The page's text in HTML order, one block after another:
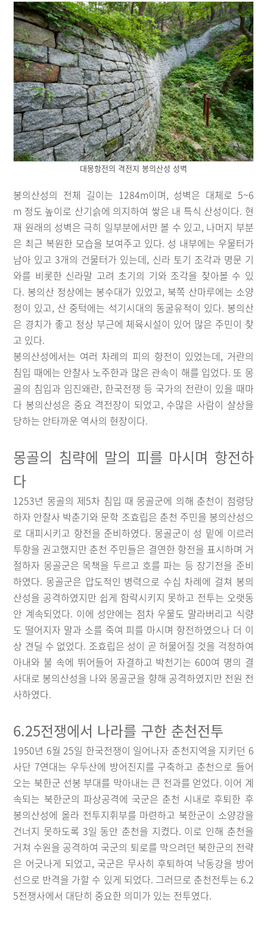
대몽항전의 격전지 봉의산성 성벽
봉의산성의 전체 길이는 1284m이며, 성벽은 대체로 5~6
m 정도 높이로 산기슭에 의지하여 쌓은 내 특식 산성이다. 현
재 원래의 성벽은 극히 일부분에서만 볼 수 있고, 나머지 부분
은 최근 복원한 모습을 보여주고 있다. 성 내부에는 우물터가
남아 있고 3개의 건물터가 있는데, 신라 토기 조각과 명문 기
와를 비롯한 신라말 고려 초기의 기와 조각을 찾아볼 수 있
다. 봉의산 정상에는 봉수대가 있었고, 북쪽 산마루에는 소양
정이 있고, 산 중턱에는 석기시대의 동굴유적이 있다. 봉의산
은 경치가 좋고 정상 부근에 체육시설이 있어 많은 주민이 찾
고 있다.
봉의산성에서는 여러 차례의 피의 항전이 있었는데, 거란의
침입 때에는 안찰사 노주한과 많은 관속이 해를 입었다. 또 몽
골의 침입과 임진왜란, 한국전쟁 등 국가의 전란이 있을 때마
다 봉의산성은 중요 격전장이 되었고, 수많은 사람이 살상을
당하는 안타까운 역사의 현장이다.
몽골의 침략에 말의 피를 마시며 항전하
다
1253년 몽골의 제5차 침입 때 몽골군에 의해 춘천이 점령당
하자 안찰사 박춘기와 문학 조효립은 춘천 주민을 봉의산성으
로 대피시키고 항전을 준비하였다. 몽골군이 성 밑에 이르러
투항을 권고했지만 춘천 주민들은 결연한 항전을 표시하며 거
절하자 몽골군은 목책을 두르고 호를 파는 등 장기전을 준비
하였다. 몽골군은 압도적인 병력으로 수십 차례에 걸쳐 봉의
산성을 공격하였지만 쉽게 함락시키지 못하고 전투는 오랫동
안 계속되었다. 이에 성안에는 점차 우물도 말라버리고 식량
도 떨어지자 말과 소를 죽여 피를 마시며 항전하였으나 더 이
상 견딜 수 없었다. 조효립은 성이 곧 허물어질 것을 걱정하여
아내와 불 속에 뛰어들어 자결하고 박천기는 600여 명의 결
사대로 봉의산성을 나와 몽골군을 향해 공격하였지만 전원 전
사하였다.
6.25전쟁에서 나라를 구한 춘천전투
1950년 6월 25일 한국전쟁이 일어나자 춘천지역을 지키던 6
사단 7연대는 우두산에 방어진지를 구축하고 춘천으로 들어
오는 북한군 선봉 부대를 막아내는 큰 전과를 얻었다. 이어 계
속되는 북한군의 파상공격에 국군은 춘천 시내로 후퇴한 후
봉의산성에 올라 전투지휘부를 마련하고 북한군이 소양강을
건너지 못하도록 3일 동안 춘천을 지켰다. 이로 인해 춘천을
거쳐 수원을 공격하여 국군의 퇴로를 막으려던 북한군의 전략
은 어긋나게 되었고, 국군은 무사히 후퇴하여 낙동강을 방어
선으로 반격을 가할 수 있게 되었다. 그러므로 춘천전투는 6.2
5전쟁사에서 대단히 중요한 의미가 있는 전투였다.